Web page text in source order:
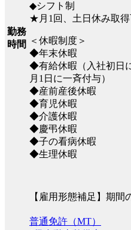
勤務
時間
◆シフト制
★月1回、土日休み取
＜休暇制度＞
◆年末休暇
◆有給休暇（入社初日
月1日に一斉付与）
◆産前産後休暇
◆育児休暇
◆介護休暇
◆慶弔休暇
◆子の看病休暇
◆生理休暇
【雇用形態補足】期間
普通免許（MT）